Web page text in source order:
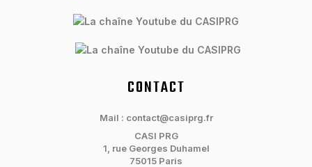
CONTACT
Mail : contact@casiprg.fr
CASI PRG
1, rue Georges Duhamel
75015 Paris